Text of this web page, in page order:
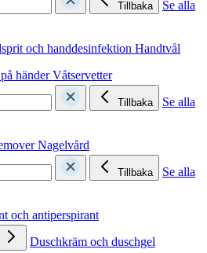
Tillbaka
Se alla
och handdesinfektion Handtvål
händerVåtservetter
Tillbaka
Se alla
Nagelvård
Tillbaka
Se alla
och antiperspirant
Duschkräm och duschgel